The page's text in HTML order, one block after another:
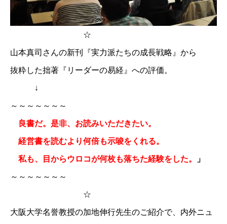
☆
山本真司さんの新刊『実力派たちの成長戦略』から
抜粋した拙著『リーダーの易経』への評価。
↓
～～～～～～～
良書だ。是非、お読みいただきたい。
経営書を読むより何倍も示唆をくれる。
私も、目からウロコが何枚も落ちた経験をした。 」
～～～～～～～
☆
大阪大学名誉教授の加地伸行先生のご紹介で、内外ニュ